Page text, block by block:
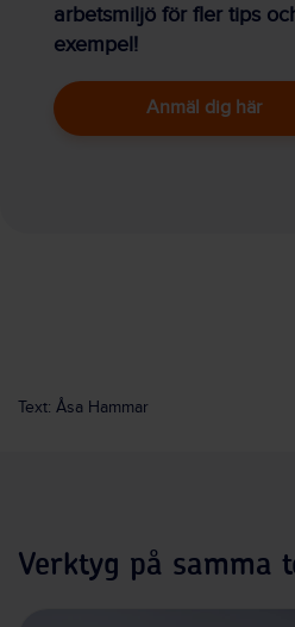
arbetsmiljö för fler tips
exempel!
Anmäl dig här
Text: Åsa Hammar
Verktyg på samma